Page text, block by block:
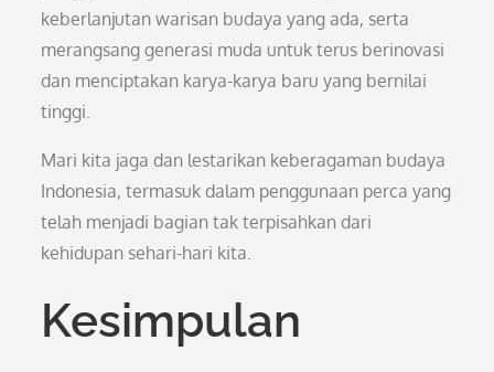
keberlanjutan warisan budaya yang ada, serta
merangsang generasi muda untuk terus berinovasi
dan menciptakan karya-karya baru yang bernilai
tinggi.
Mari kita jaga dan lestarikan keberagaman budaya
Indonesia, termasuk dalam penggunaan perca yang
telah menjadi bagian tak terpisahkan dari
kehidupan sehari-hari kita.
Kesimpulan